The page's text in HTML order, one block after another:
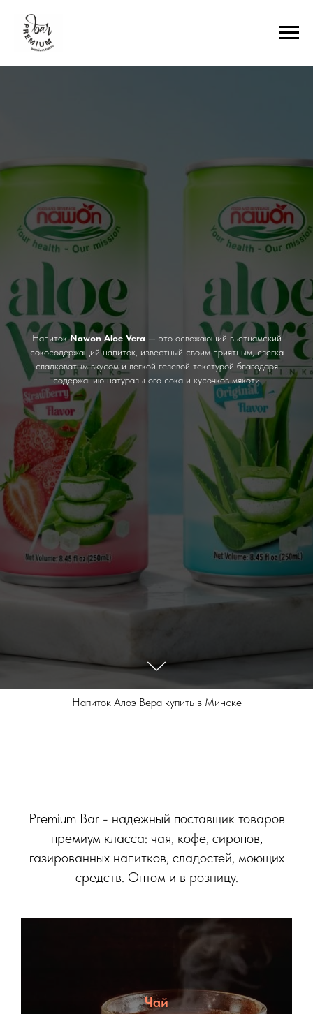
НапитокNawon Aloe Vera— это освежающий вьетнамский
сокосодержащий напиток, известный своим приятным, слегка
сладковатым вкусом и легкой гелевой текстурой благодаря
содержанию натурального сока и кусочков мякоти
Напиток Алоэ Вера купить в Минске
Premium Bar - надежный поставщик товаров
премиум класса: чая, кофе, сиропов,
газированных напитков, сладостей, моющих
средств. Оптом и в розницу.
Чай